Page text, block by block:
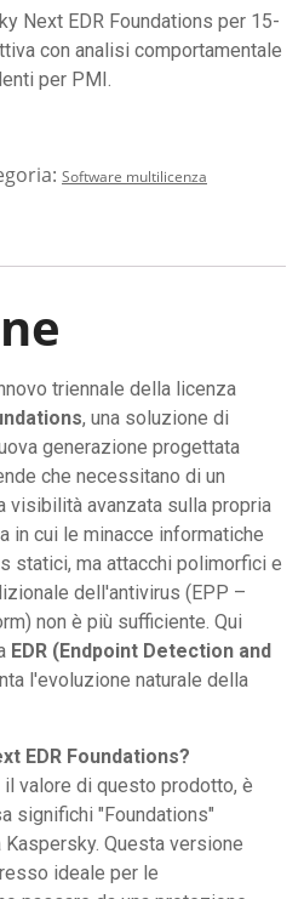
Next EDR Foundations per 15-
con analisi comportamentale
per PMI.
Software multilicenza
triennale della licenza
, una soluzione di
generazione progettata
che necessitano di un
visibilità avanzata sulla propria
in cui le minacce informatiche
statici, ma attacchi polimorfici e
dell'antivirus (EPP –
non è più sufficiente. Qui
EDR (Endpoint Detection and
l'evoluzione naturale della
EDR Foundations?
valore di questo prodotto, è
significhi "Foundations"
Questa versione
ideale per le